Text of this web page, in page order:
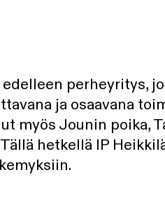
edelleen perheyritys,
ja osaavana
myös Jounin poika,
hetkellä IP